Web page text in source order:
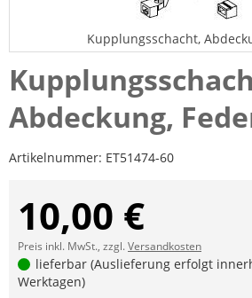
Kupplungsschacht,
Abdeckung,
Artikelnummer: ET51474-60
10,00 €
Preis inkl. MwSt., zzgl.Versandkosten
lieferbar (Auslieferung erfolgt
Werktagen)